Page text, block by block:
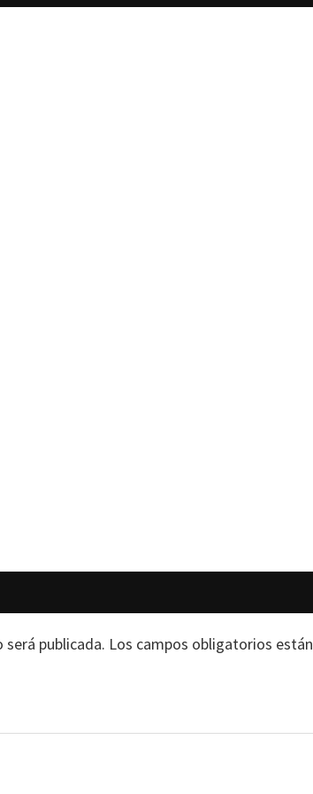
publicada. Los campos obligatorios están